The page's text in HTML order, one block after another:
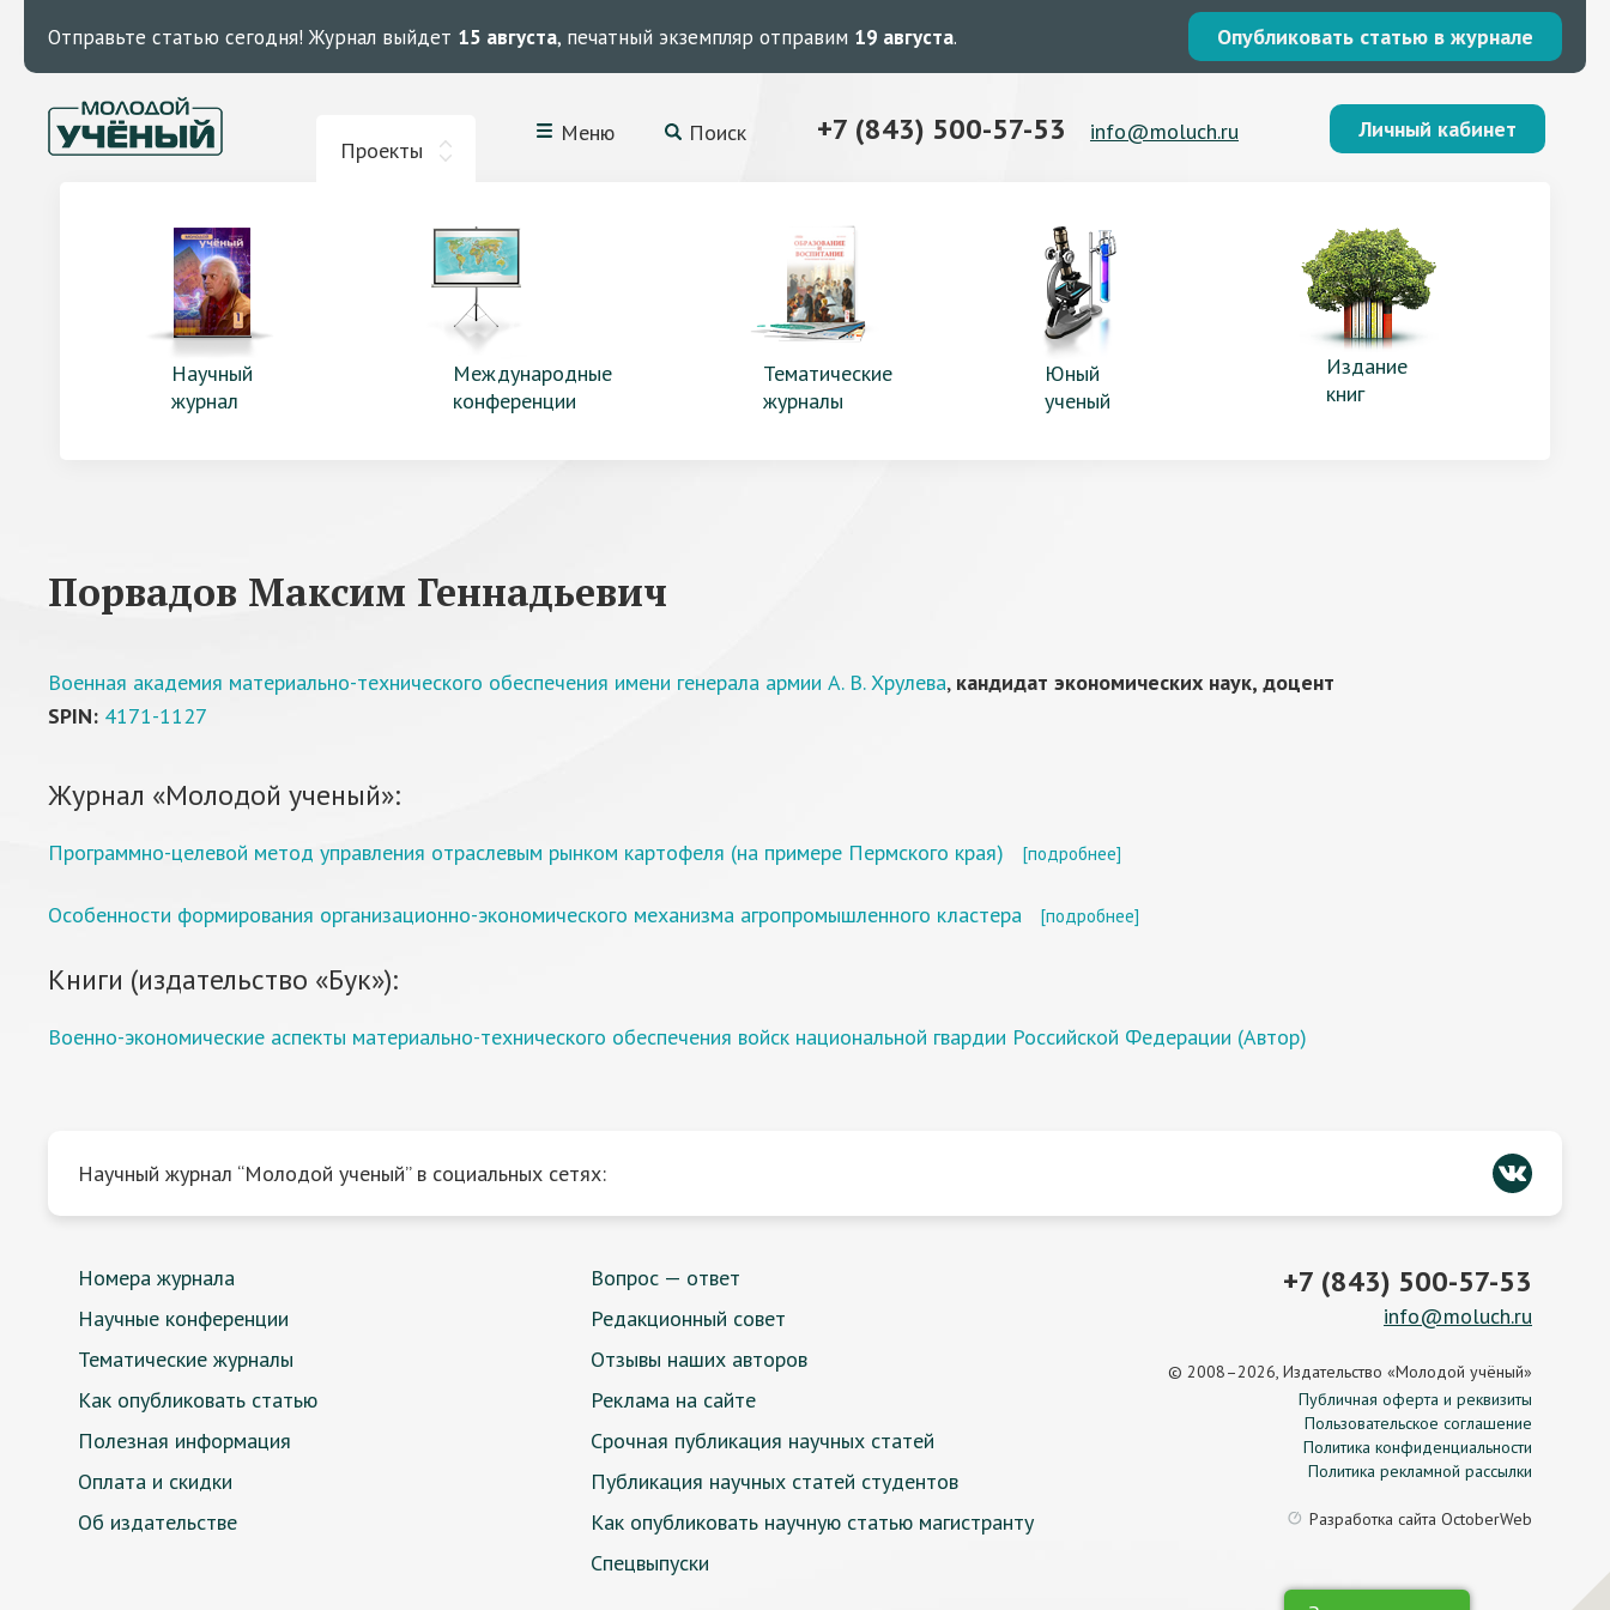
Отправьте статью сегодня! Журнал выйдет 15 августа, печатный экземпляр отправим 19 августа. Опубликовать статью в журнале
Проекты
Меню Поиск +7 (843) 500-57-53 info@moluch.ru Личный кабинет
Научный
журнал
Международные
конференции
Тематические
журналы
Юный
ученый
Издание
книг
Порвадов Максим Геннадьевич
Военная академия материально-технического обеспечения имени генерала армии А. В. Хрулева, кандидат экономических наук, доцент
SPIN: 4171-1127
Журнал «Молодой ученый»:
Программно-целевой метод управления отраслевым рынком картофеля (на примере Пермского края) [подробнее]
Особенности формирования организационно-экономического механизма агропромышленного кластера [подробнее]
Книги (издательство «Бук»):
Военно-экономические аспекты материально-технического обеспечения войск национальной гвардии Российской Федерации (Автор)
Научный журнал “Молодой ученый” в социальных сетях:
Номера журнала
Научные конференции
Тематические журналы
Как опубликовать статью
Полезная информация
Оплата и скидки
Об издательстве
Вопрос — ответ
Редакционный совет
Отзывы наших авторов
Реклама на сайте
Срочная публикация научных статей
Публикация научных статей студентов
Как опубликовать научную статью магистранту
Спецвыпуски
+7 (843) 500-57-53
info@moluch.ru
© 2008–2026, Издательство «Молодой учёный»
Публичная оферта и реквизиты
Пользовательское соглашение
Политика конфиденциальности
Политика рекламной рассылки
Разработка сайта OctoberWeb